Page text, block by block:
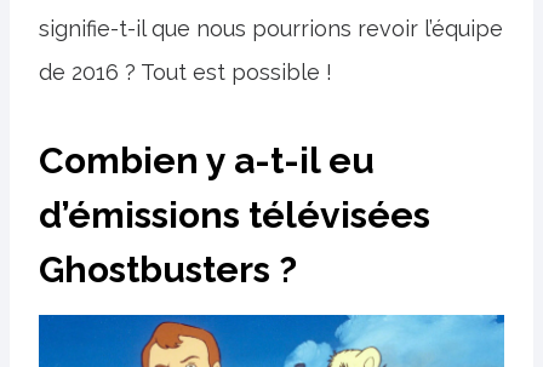
signifie-t-il que nous pourrions revoir l’équipe
de 2016 ? Tout est possible !
Combien y a-t-il eu
d’émissions télévisées
Ghostbusters ?